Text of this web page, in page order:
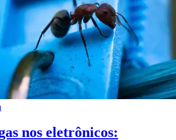
nos eletrônicos: